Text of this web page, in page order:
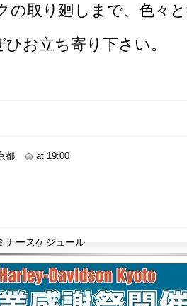
の取り廻しまで、色々
お立ち寄り下さい。
都 at 19:00
ースケジュール